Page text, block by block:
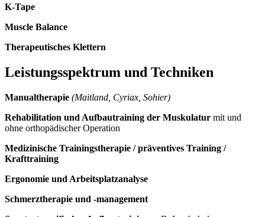
K-Tape
Muscle Balance
Therapeutisches Klettern
Leistungsspektrum und Techniken
Manualtherapie (Maitland, Cyriax, Sohier)
Rehabilitation und Aufbautraining der Muskulatur mit und
ohne orthopädischer Operation
Medizinische Trainingstherapie / präventives Training /
Krafttraining
Ergonomie und Arbeitsplatzanalyse
Schmerztherapie und -management